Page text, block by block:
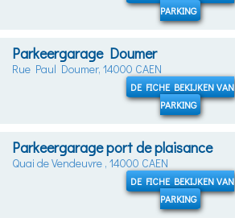
PARKING
Parkeergarage Doumer
Rue Paul Doumer, 14000 CAEN
DE FICHE BEKIJKEN VAN
PARKING
Parkeergarage port de plaisance
Quai de Vendeuvre , 14000 CAEN
DE FICHE BEKIJKEN VAN
PARKING